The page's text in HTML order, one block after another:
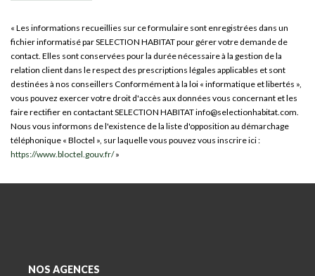
« Les informations recueillies sur ce formulaire sont enregistrées dans un
fichier informatisé par SELECTION HABITAT pour gérer votre demande de
contact. Elles sont conservées pour la durée nécessaire à la gestion de la
relation client dans le respect des prescriptions légales applicables et sont
destinées à nos conseillers Conformément à la loi « informatique et libertés »,
vous pouvez exercer votre droit d'accès aux données vous concernant et les
faire rectifier en contactant SELECTION HABITAT info@selectionhabitat.com.
Nous vous informons de l'existence de la liste d'opposition au démarchage
téléphonique « Bloctel », sur laquelle vous pouvez vous inscrire ici :
https://www.bloctel.gouv.fr/»
NOS AGENCES